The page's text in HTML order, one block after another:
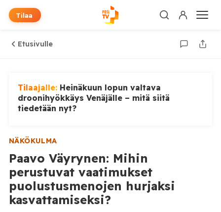
Tilaa
Etusivulle
Tilaajalle: Heinäkuun lopun valtava
droonihyökkäys Venäjälle – mitä siitä
tiedetään nyt?
NÄKÖKULMA
Paavo Väyrynen: Mihin
perustuvat vaatimukset
puolustusmenojen hurjaksi
kasvattamiseksi?